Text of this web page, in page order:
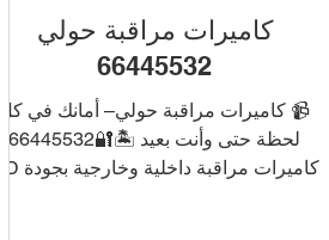
كاميرات مراقبة حولي
66445532
📹 كاميرات مراقبة حولي– أمانك في كل
لحظة حتى وأنت بعيد 🏝️🔐66445532
كاميرات مراقبة داخلية وخارجية بجودة HD